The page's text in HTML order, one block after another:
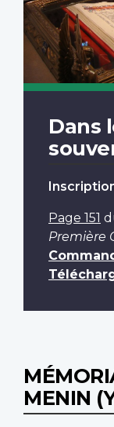
Dans
Page 151
Première
MENIN